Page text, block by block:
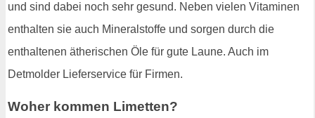
und sind dabei noch sehr gesund. Neben vielen Vitaminen
enthalten sie auch Mineralstoffe und sorgen durch die
enthaltenen ätherischen Öle für gute Laune. Auch im
Detmolder Lieferservice für Firmen.
Woher kommen Limetten?